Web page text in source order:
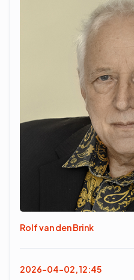
Rolf van den Brink
2026-04-02, 12:45